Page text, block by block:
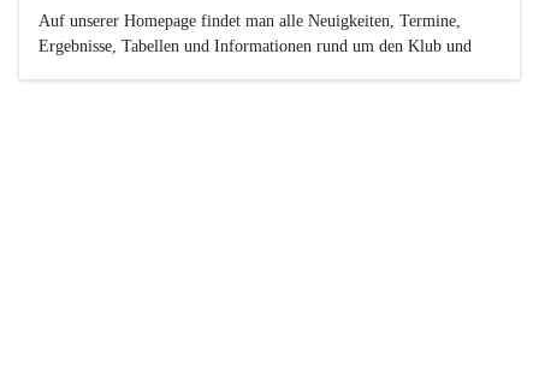
Auf unserer Homepage findet man alle Neuigkeiten, Termine,
Ergebnisse, Tabellen und Informationen rund um den Klub und